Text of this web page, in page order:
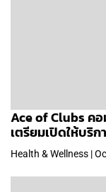
Ace of Clubs ค
เตรียมเปิดให้บริก
Health & Wellness |